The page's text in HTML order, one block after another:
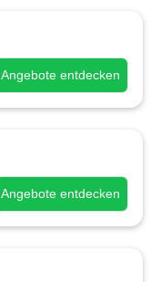
Angebote entdecken
Angebote entdecken